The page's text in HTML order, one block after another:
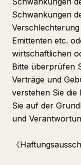
Schwankungen
Emittenten etc.
wirtschaftlichen
Bitte überprüfen
Verträge und
verstehen Sie die
Sie auf der
und
《